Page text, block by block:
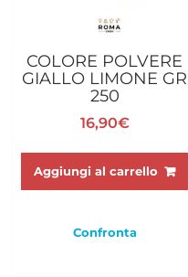
COLORE POLVERE
GIALLO LIMONE GR
250
16,90€
Aggiungi al carrello
Confronta